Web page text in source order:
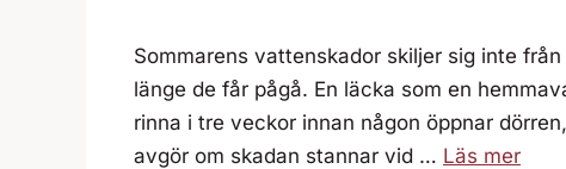
Sommarens vattenskador skiljer sig inte
länge de får pågå. En läcka som en
rinna i tre veckor innan någon öppnar
avgör om skadan stannar vid … Läs mer